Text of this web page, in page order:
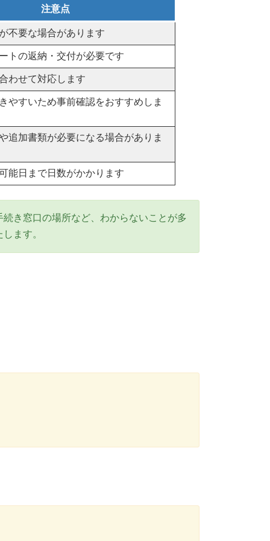
注意点
不要な場合があります
トの返納・交付が必要です
わせて対応します
やすいため事前確認をおすすめしま
追加書類が必要になる場合がありま
能日まで日数がかかります
き窓口の場所など、わからないことが多
ます。